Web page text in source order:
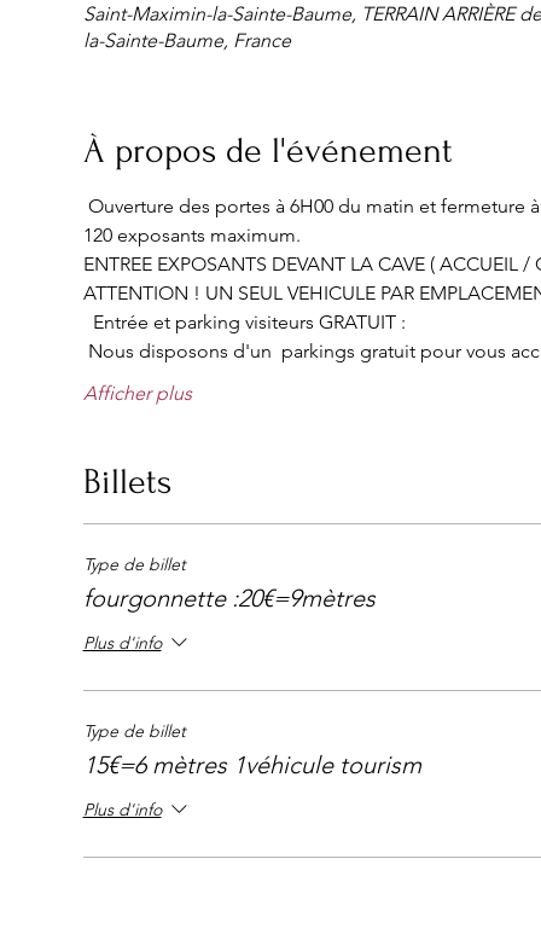
Saint-Maximin-la-Sainte-Baume, TERRAIN ARRIÈRE
la-Sainte-Baume, France
À propos de l'événement
Ouverture des portes à 6H00 du matin et fermeture
120 exposants maximum.
ENTREE EXPOSANTS DEVANT LA CAVE ( ACCUEIL /
ATTENTION ! UN SEUL VEHICULE PAR
Entrée et parking visiteurs GRATUIT :
Nous disposons d'un  parkings gratuit pour vous
Afficher plus
Billets
Type de billet
fourgonnette :20€=9mètres
Plus d'info
Type de billet
15€=6 mètres 1véhicule tourism
Plus d'info